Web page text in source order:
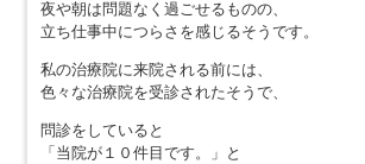
夜や朝は問題なく過ごせるものの、
立ち仕事中につらさを感じるそうです。
私の治療院に来院される前には、
色々な治療院を受診されたそうで、
問診をしていると
「当院が１０件目です。」と